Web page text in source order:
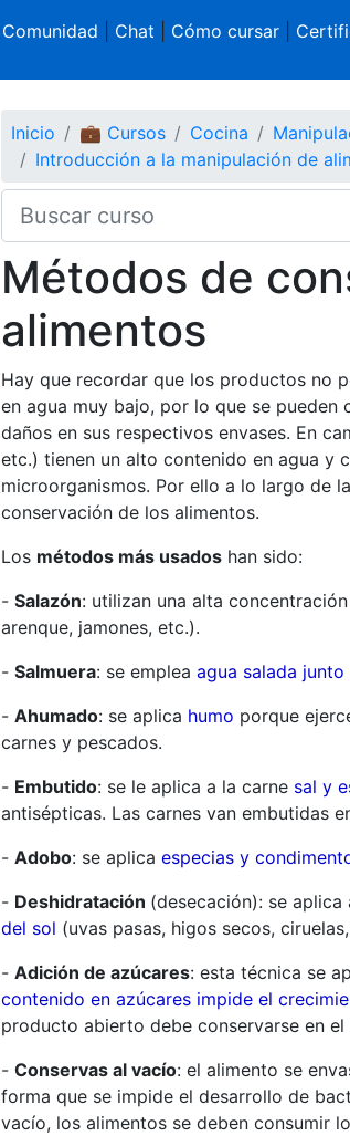
Comunidad Chat Cómo cursar|
Inicio 💼 Cursos Cocina
Introducción a la manipulación de
Métodos de
alimentos
Hay que recordar que los productos no
en agua muy bajo, por lo que se
daños en sus respectivos envases. En
etc.) tienen un alto contenido en agua y
microorganismos. Por ello a lo largo de
conservación de los alimentos.
Los métodos más usadoshan sido:
- Salazón: utilizan una alta
arenque, jamones, etc.).
- Salmuera: se emplea agua salada
- Ahumado: se aplica humo porque
carnes y pescados.
- Embutido: se le aplica a la carne sal y
antisépticas. Las carnes van embutidas
- Adobo: se aplica especias y
- Deshidratación (desecación): se
del sol (uvas pasas, higos secos,
- Adición de azúcares: esta técnica se
contenido en azúcares impide el
producto abierto debe conservarse en
- Conservas al vacío: el alimento se
forma que se impide el desarrollo de
vacío, los alimentos se deben consumir